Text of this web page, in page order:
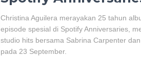
Christina Aguilera merayakan 25 tahun
episode spesial di Spotify Anniversaries,
studio hits bersama Sabrina Carpenter
pada 23 September.